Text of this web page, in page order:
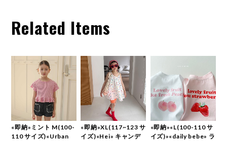
Related Items
«即納»ミント M(100-
110 サイズ)«Urban
«即納»XL(117~123 サ
イズ)«Hei» キャンデ
«即納»«L(100-110 サ
イズ)»«daily bebe» ラ